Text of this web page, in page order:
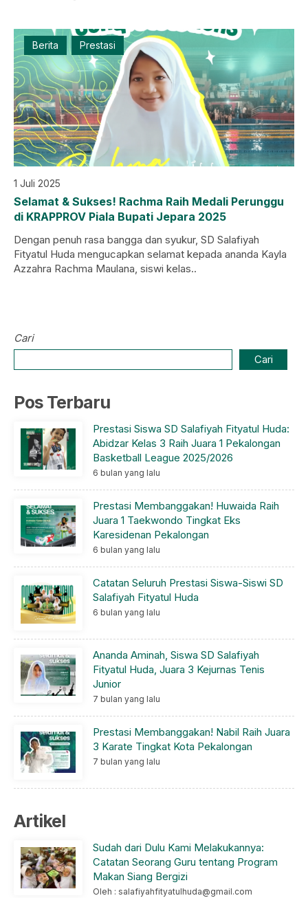
Berita Prestasi
1 Juli 2025
Selamat & Sukses! Rachma Raih Medali Perunggu
di KRAPPROV Piala Bupati Jepara 2025
Dengan penuh rasa bangga dan syukur, SD Salafiyah
Fityatul Huda mengucapkan selamat kepada ananda Kayla
Azzahra Rachma Maulana, siswi kelas..
Cari
Cari
Pos Terbaru
Prestasi Siswa SD Salafiyah Fityatul Huda:
Abidzar Kelas 3 Raih Juara 1 Pekalongan
Basketball League 2025/2026
6 bulan yang lalu
Prestasi Membanggakan! Huwaida Raih
Juara 1 Taekwondo Tingkat Eks
Karesidenan Pekalongan
6 bulan yang lalu
Catatan Seluruh Prestasi Siswa-Siswi SD
Salafiyah Fityatul Huda
6 bulan yang lalu
Ananda Aminah, Siswa SD Salafiyah
Fityatul Huda, Juara 3 Kejurnas Tenis
Junior
7 bulan yang lalu
Prestasi Membanggakan! Nabil Raih Juara
3 Karate Tingkat Kota Pekalongan
7 bulan yang lalu
Artikel
Sudah dari Dulu Kami Melakukannya:
Catatan Seorang Guru tentang Program
Makan Siang Bergizi
Oleh : salafiyahfityatulhuda@gmail.com